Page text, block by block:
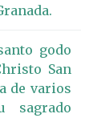
godo
San
de varios
sagrado